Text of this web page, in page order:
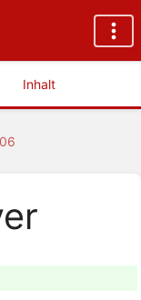
Inhalt